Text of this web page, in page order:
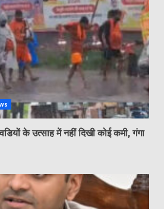
के उत्साह में नहीं दिखी कोई कमी, गंगा